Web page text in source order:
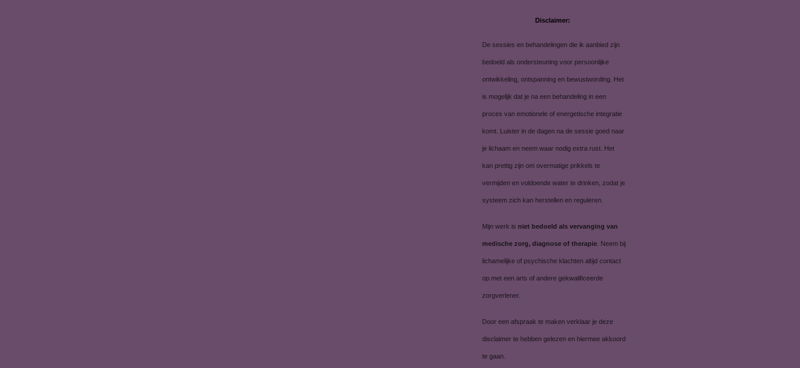
Disclaimer:
De sessies en behandelingen die ik aanbied zijn
bedoeld als ondersteuning voor persoonlijke
ontwikkeling, ontspanning en bewustwording. Het
is mogelijk dat je na een behandeling in een
proces van emotionele of energetische integratie
komt. Luister in de dagen na de sessie goed naar
je lichaam en neem waar nodig extra rust. Het
kan prettig zijn om overmatige prikkels te
vermijden en voldoende water te drinken, zodat je
systeem zich kan herstellen en reguleren.
Mijn werk is niet bedoeld als vervanging van
medische zorg, diagnose of therapie. Neem bij
lichamelijke of psychische klachten altijd contact
op met een arts of andere gekwalificeerde
zorgverlener.
Door een afspraak te maken verklaar je deze
disclaimer te hebben gelezen en hiermee akkoord
te gaan.